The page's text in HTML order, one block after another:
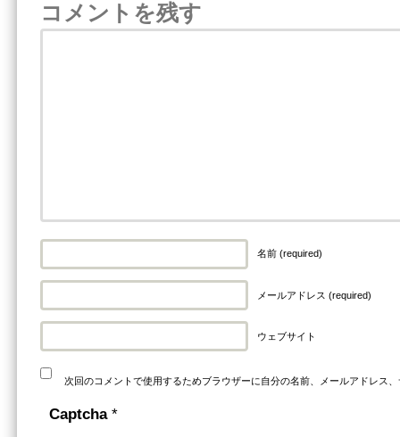
コメントを残す
名前 (required)
メールアドレス (required)
ウェブサイト
次回のコメントで使用するためブラウザーに自分の名前、メールアドレス
Captcha *